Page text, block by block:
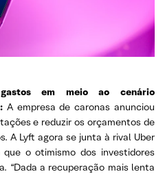
em meio ao cenário
A empresa de caronas anunciou
e reduzir os orçamentos de
A Lyft agora se junta à rival Uber
o otimismo dos investidores
“Dada a recuperação mais lenta